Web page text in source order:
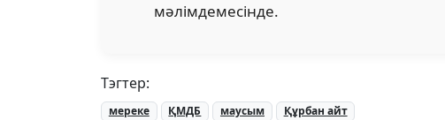
мәлімдемесінде.
Тэгтер:
мереке ҚМДБ маусым Құрбан айт